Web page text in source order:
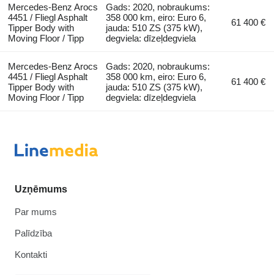
Mercedes-Benz Arocs
4451 / Fliegl Asphalt
Tipper Body with
Moving Floor / Tipp
Gads: 2020, nobraukums:
358 000 km, eiro: Euro 6,
jauda: 510 ZS (375 kW),
degviela: dīzeļdegviela
61 400 €
Mercedes-Benz Arocs
4451 / Fliegl Asphalt
Tipper Body with
Moving Floor / Tipp
Gads: 2020, nobraukums:
358 000 km, eiro: Euro 6,
jauda: 510 ZS (375 kW),
degviela: dīzeļdegviela
61 400 €
Uzņēmums
Par mums
Palīdzība
Kontakti